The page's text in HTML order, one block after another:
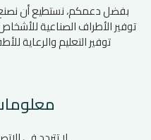
بفضل دعمكم، نستطيع أن
توفير الأطراف الصناعية
توفير التعليم والرعاية